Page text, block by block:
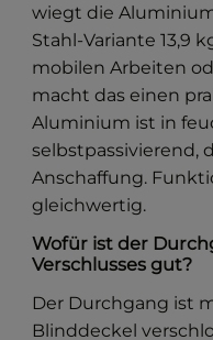
wiegt die
Stahl-Variante 13,9
mobilen Arbeiten
macht das einen
Aluminium ist in
selbstpassivierend,
Anschaffung.
gleichwertig.
Wofür ist der
Verschlusses gut?
Der Durchgang ist
Blinddeckel